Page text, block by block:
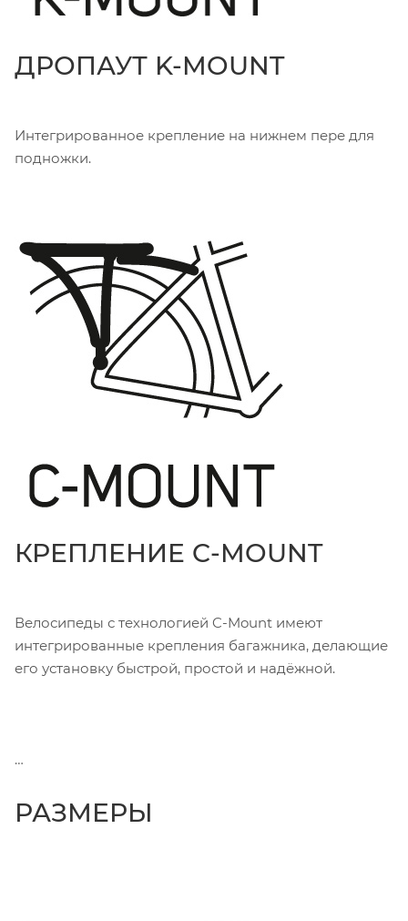
ДРОПАУТ K-MOUNT
Интегрированное крепление на нижнем пере для
подножки.
КРЕПЛЕНИЕ C-MOUNT
Велосипеды с технологией C-Mount имеют
интегрированные крепления багажника, делающие
его установку быстрой, простой и надёжной.
РАЗМЕРЫ